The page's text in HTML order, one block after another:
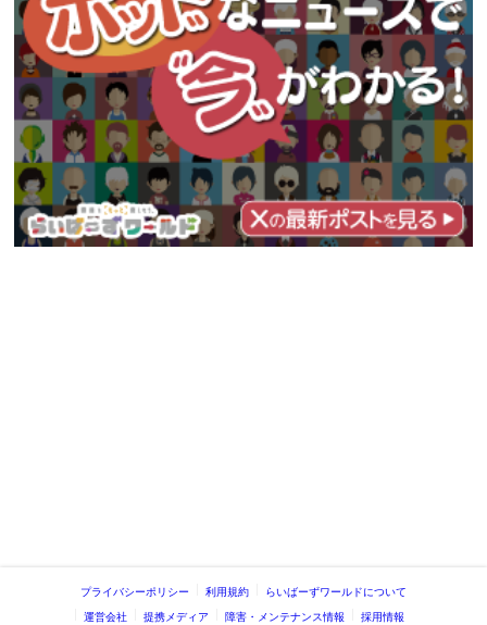
プライバシーポリシー 利用規約 らいばーずワールドについて
運営会社 提携メディア 障害・メンテナンス情報 採用情報